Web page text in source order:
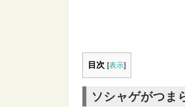
目次 [表示]
ソシャゲがつ